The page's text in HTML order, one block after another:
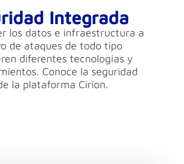
Integrada
los datos e infraestructura a
de ataques de todo tipo
diferentes tecnologías y
Conoce la seguridad
la plataforma Cirion.